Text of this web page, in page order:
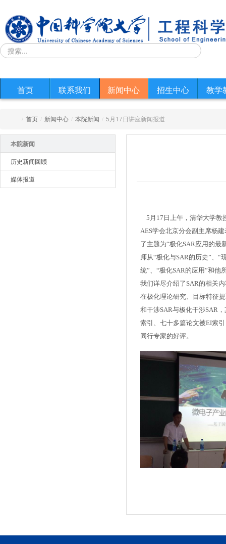
首页 联系我们 新闻中心 招生中心 教学
/ 首页 / 新闻中心 / 本院新闻 / 5月17日讲座新闻报道
本院新闻
历史新闻回顾
媒体报道
5月17日上午，清华大学教
AES学会北京分会副主席杨
了主题为“极化SAR应用的最
师从“极化与SAR的历史”、“
统”、“极化SAR的应用”和他
我们详尽介绍了SAR的相关
在极化理论研究、目标特征
和干涉SAR与极化干涉SAR
索引、七十多篇论文被EI索
同行专家的好评。